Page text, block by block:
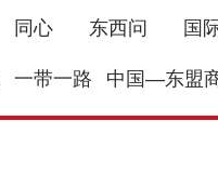
同心 东西问 国
一带一路 中国—东盟